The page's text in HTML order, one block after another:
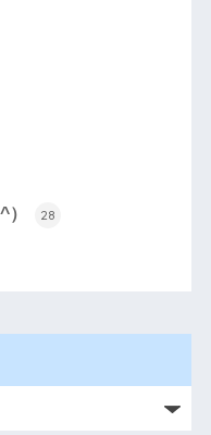
） 28